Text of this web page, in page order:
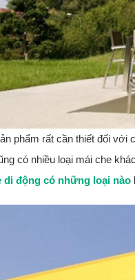
phẩm rất cần thiết đối với
có nhiều loại mái che
di động có những loại nào